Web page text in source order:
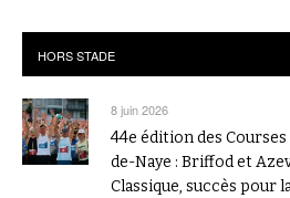
8 juin 2026
44e édition des
de-Naye : Briffod et
Classique, succès pour